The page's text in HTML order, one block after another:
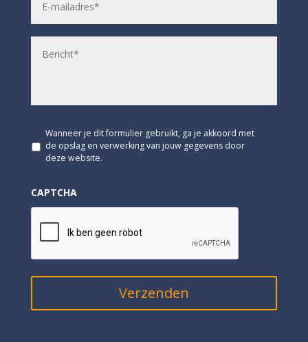
a
i
h
e
i
t
*
Wanneer je dit formulier gebruikt, ga je akkoord met
de opslag en verwerking van jouw gegevens door
deze website.
CAPTCHA